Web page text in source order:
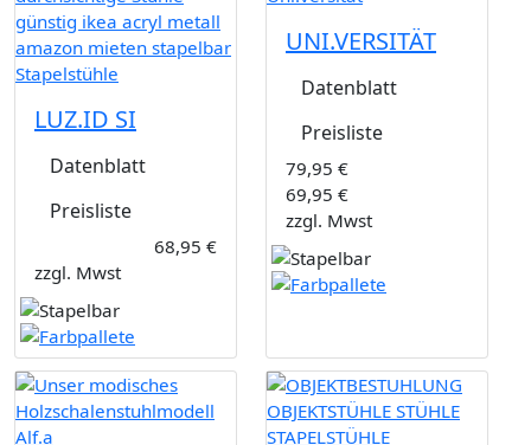
LUZ.ID SI
Datenblatt
Preisliste
68,95 €
zzgl. Mwst
UNI.VERSITÄT
Datenblatt
Preisliste
79,95 €
69,95 €
zzgl. Mwst